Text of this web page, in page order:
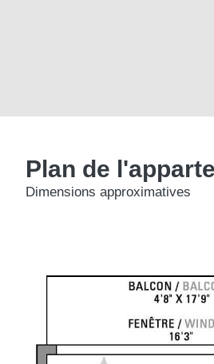
Plan de
Dimensions approximatives